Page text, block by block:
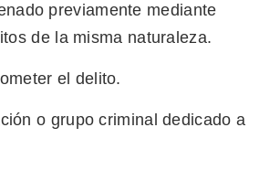
previamente mediante
de la misma naturaleza.
el delito.
o grupo criminal dedicado a